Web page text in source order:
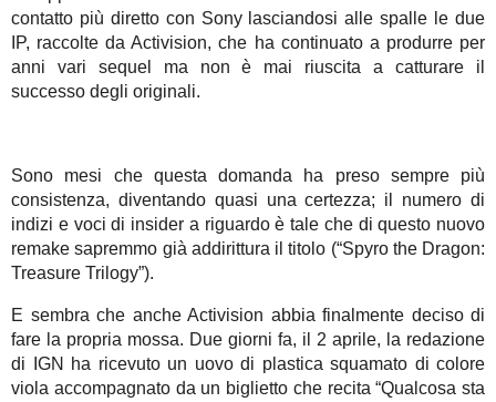
contatto più diretto con Sony lasciandosi alle spalle le due
IP, raccolte da Activision, che ha continuato a produrre per
anni vari sequel ma non è mai riuscita a catturare il
successo degli originali.
Sono mesi che questa domanda ha preso sempre più
consistenza, diventando quasi una certezza; il numero di
indizi e voci di insider a riguardo è tale che di questo nuovo
remake sapremmo già addirittura il titolo (“Spyro the Dragon:
Treasure Trilogy”).
E sembra che anche Activision abbia finalmente deciso di
fare la propria mossa. Due giorni fa, il 2 aprile, la redazione
di IGN ha ricevuto un uovo di plastica squamato di colore
viola accompagnato da un biglietto che recita “Qualcosa sta